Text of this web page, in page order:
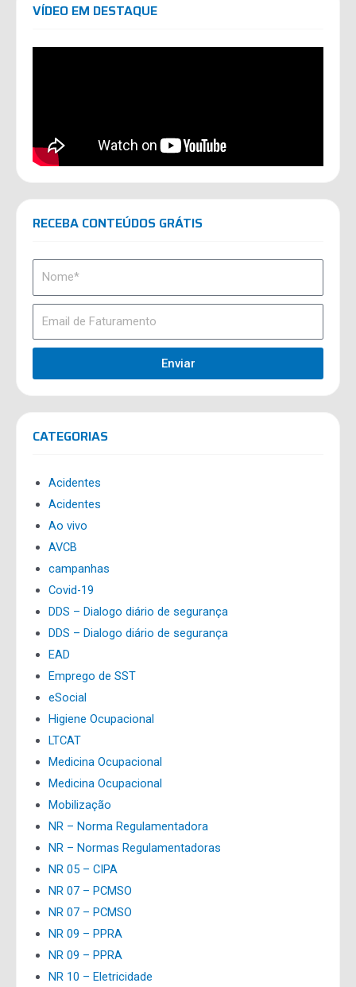
VÍDEO EM DESTAQUE
RECEBA CONTEÚDOS GRÁTIS
Enviar
CATEGORIAS
Acidentes
Acidentes
Ao vivo
AVCB
campanhas
Covid-19
DDS – Dialogo diário de segurança
DDS – Dialogo diário de segurança
EAD
Emprego de SST
eSocial
Higiene Ocupacional
LTCAT
Medicina Ocupacional
Medicina Ocupacional
Mobilização
NR – Norma Regulamentadora
NR – Normas Regulamentadoras
NR 05 – CIPA
NR 07 – PCMSO
NR 07 – PCMSO
NR 09 – PPRA
NR 09 – PPRA
NR 10 – Eletricidade